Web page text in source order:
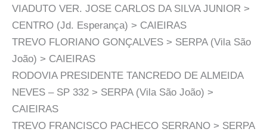
VIADUTO VER. JOSE CARLOS DA SILVA JUNIOR >
CENTRO (Jd. Esperança) > CAIEIRAS
TREVO FLORIANO GONÇALVES > SERPA (Vila São
João) > CAIEIRAS
RODOVIA PRESIDENTE TANCREDO DE ALMEIDA
NEVES – SP 332 > SERPA (Vila São João) >
CAIEIRAS
TREVO FRANCISCO PACHECO SERRANO > SERPA